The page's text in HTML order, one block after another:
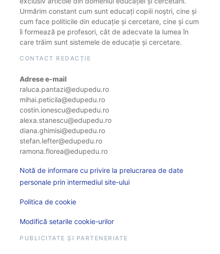
Urmărim constant cum sunt educați copiii noștri, cine și
cum face politicile din educație și cercetare, cine și cum
îi formează pe profesori, cât de adecvate la lumea în
care trăim sunt sistemele de educație și cercetare.
CONTACT REDACȚIE
Adrese e-mail
raluca.pantazi@edupedu.ro
mihai.peticila@edupedu.ro
costin.ionescu@edupedu.ro
alexa.stanescu@edupedu.ro
diana.ghimisi@edupedu.ro
stefan.lefter@edupedu.ro
ramona.florea@edupedu.ro
Notă de informare cu privire la prelucrarea de date
personale prin intermediul site-ului
Politica de cookie
Modifică setarile cookie-urilor
PUBLICITATE ȘI PARTENERIATE